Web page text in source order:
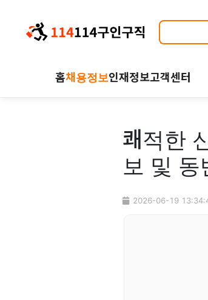
홈채용정보인재정보고객센터
쾌적한
보 및 동
2026-06-19